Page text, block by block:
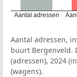
Aantal adressen
Aantal adressen,
buurt Bergenveld.
(adressen), 2024
(wagens).